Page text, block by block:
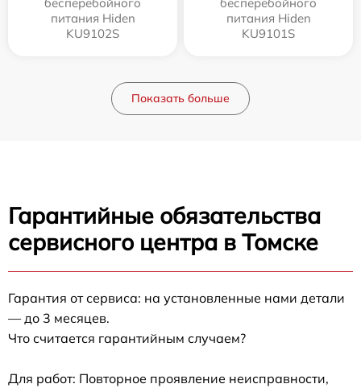
бесперебойного
питания Hiden
KU9102S
бесперебойного
питания Hiden
KU9101S
Показать больше
Гарантийные обязательства
сервисного центра в Томске
Гарантия от сервиса: на установленные нами детали
— до 3 месяцев.
Что считается гарантийным случаем?
Для работ: Повторное проявление неисправности,